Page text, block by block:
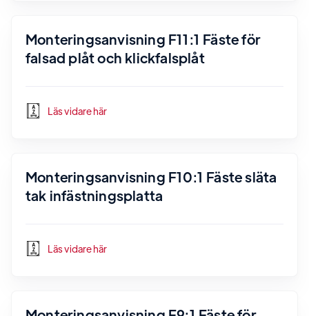
Monteringsanvisning F11:1 Fäste för
falsad plåt och klickfalsplåt
Läs vidare här
Monteringsanvisning F10:1 Fäste släta
tak infästningsplatta
Läs vidare här